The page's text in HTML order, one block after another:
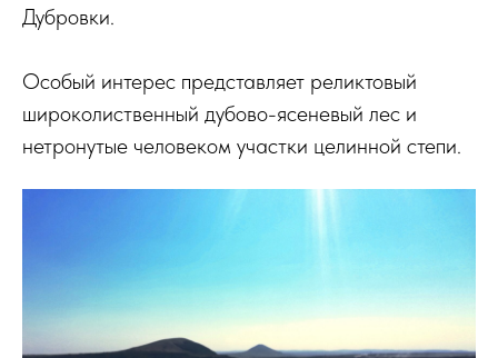
Дубровки.
Особый интерес представляет реликтовый
широколиственный дубово-ясеневый лес и
нетронутые человеком участки целинной степи.